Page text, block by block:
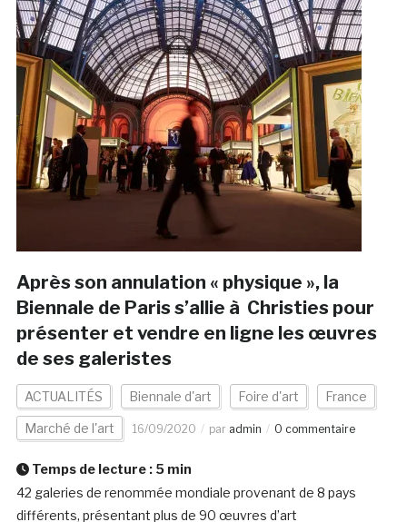
Après son annulation « physique », la
Biennale de Paris s’allie à Christies pour
présenter et vendre en ligne les œuvres
de ses galeristes
ACTUALITÉS Biennale d'art Foire d'art France
Marché de l'art 16/09/2020 par admin 0 commentaire
Temps de lecture : 5 min
42 galeries de renommée mondiale provenant de 8 pays
différents, présentant plus de 90 œuvres d’art